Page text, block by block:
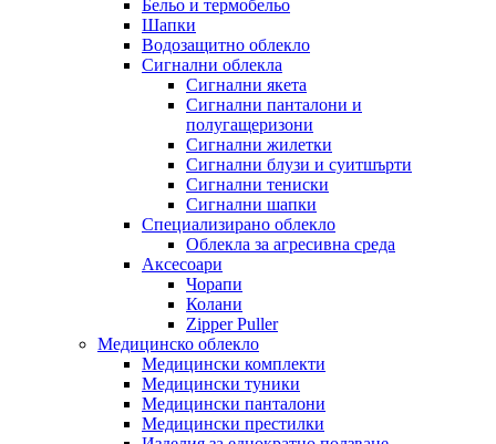
Бельо и термобельо
Шапки
Водозащитно облекло
Сигнални облекла
Сигнални якета
Сигнални панталони и
полугащеризони
Сигнални жилетки
Сигнални блузи и суитшърти
Сигнални тениски
Сигнални шапки
Специализирано облекло
Облекла за агресивна среда
Аксесоари
Чорапи
Колани
Zipper Puller
Медицинско облекло
Медицински комплекти
Медицински туники
Медицински панталони
Медицински престилки